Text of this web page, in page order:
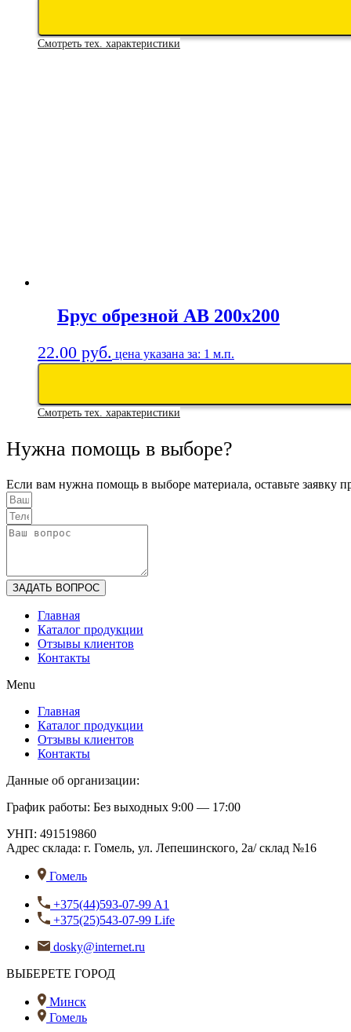
Смотреть тех. характеристики
Брус обрезной АВ 200х200
22.00 руб. цена указана за: 1 м.п.
Смотреть тех. характеристики
Нужна помощь в выборе?
Если вам нужна помощь в выборе материала, оставьте заявку
ЗАДАТЬ ВОПРОС
Главная
Каталог продукции
Отзывы клиентов
Контакты
Menu
Главная
Каталог продукции
Отзывы клиентов
Контакты
Данные об организации:
График работы: Без выходных 9:00 — 17:00
УНП: 491519860
Адрес склада: г. Гомель, ул. Лепешинского, 2а/ склад №16
Гомель
+375(44)593-07-99 A1
+375(25)543-07-99 Life
dosky@internet.ru
ВЫБЕРЕТЕ ГОРОД
Минск
Гомель